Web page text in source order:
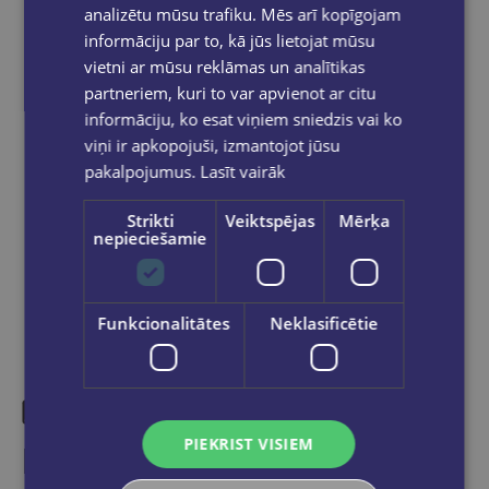
pakomātiem Latvijāpasūtījumiem no €40.00.
Bezmaksas piegāde jebkurā GLOBUSS
grāmatnīcā 1-5 darba dienu laikā, kad
pasūtījums būs gatavs saņemšanai, saņemsi
e-pastu un/ vai SMS.
Dalies sociālajos tīklos:
Līdzīgas preces
analizētu mūsu trafiku. Mēs arī kopīgojam
informāciju par to, kā jūs lietojat mūsu
vietni ar mūsu reklāmas un analītikas
partneriem, kuri to var apvienot ar citu
informāciju, ko esat viņiem sniedzis vai ko
viņi ir apkopojuši, izmantojot jūsu
pakalpojumus. Lasīt vairāk
Strikti
nepieciešamie
Veiktspējas Mērķa
Funkcionalitātes Neklasificētie
PIEKRIST VISIEM